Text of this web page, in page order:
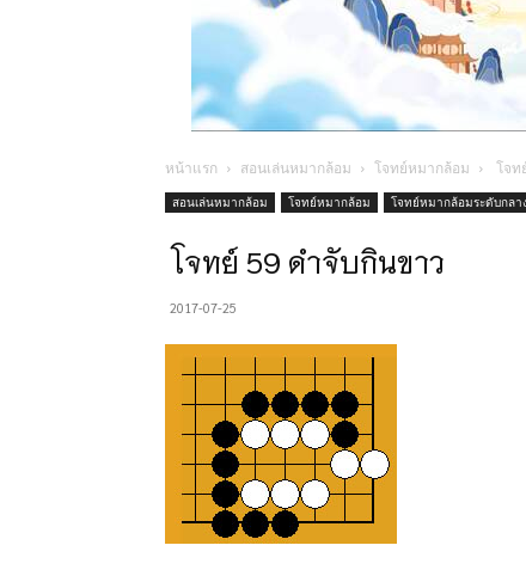
หน้าแรก สอนเล่นหมากล้อม โจทย์หมากล้อม โจท
สอนเล่นหมากล้อม โจทย์หมากล้อม โจทย์หมากล้อมระดับกลา
โจทย์ 59 ดำจับกินขาว
2017-07-25